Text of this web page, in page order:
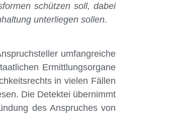
schützen soll, dabei
unterliegen sollen.
umfangreiche
Ermittlungsorgane
in vielen Fällen
Die Detektei übernimmt
des Anspruches von